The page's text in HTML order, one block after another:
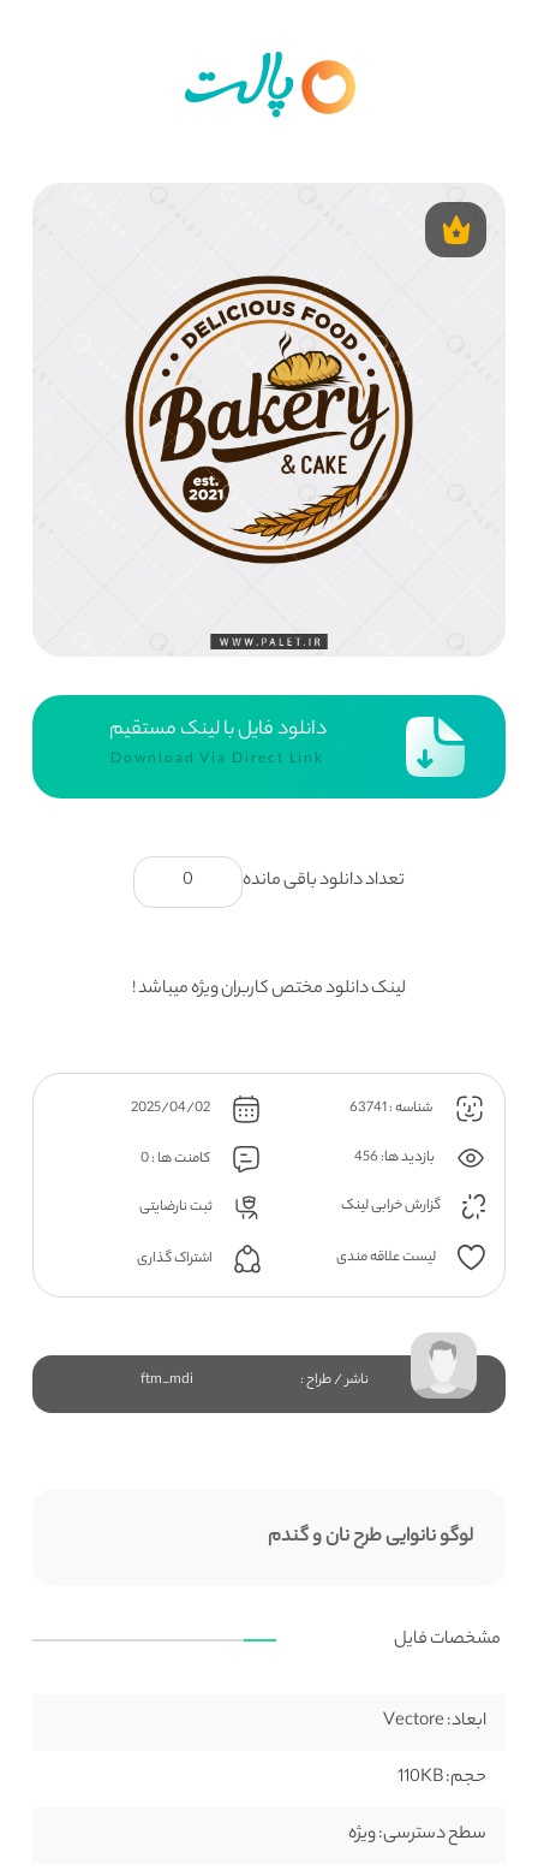
دانلود فایل با لینک مستقیم
Download Via Direct Link
تعداد دانلود باقی مانده 0
لینک دانلود مختص کاربران ویژه میباشد !
شناسه : 63741 2025/04/02
بازدید ها: 456
کامنت ها : 0
گزارش خرابی لینک
ثبت نارضایتی
لیست علاقه مندی اشتراک گذاری
ناشر / طراح : ftm_mdi
لوگو نانوایی طرح نان و گندم
مشخصات فایل
ابعاد:
حجم:
سطح دسترسی:ویژه